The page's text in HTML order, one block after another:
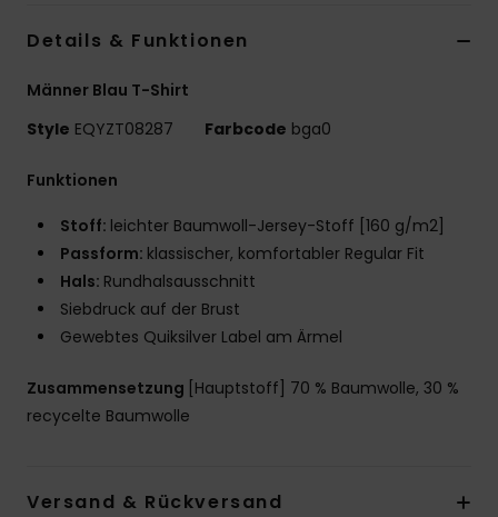
Details & Funktionen
Männer Blau T-Shirt
Style EQYZT08287 Farbcode bga0
Funktionen
Stoff: leichter Baumwoll-Jersey-Stoff [160 g/m2]
Passform: klassischer, komfortabler Regular Fit
Hals: Rundhalsausschnitt
Siebdruck auf der Brust
Gewebtes Quiksilver Label am Ärmel
Zusammensetzung [Hauptstoff] 70 % Baumwolle, 30 %
recycelte Baumwolle
Versand & Rückversand